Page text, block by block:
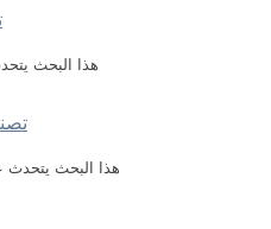
هذا البحث
هذا البحث